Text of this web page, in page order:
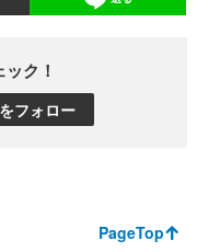
ク！
フォロー
PageTop